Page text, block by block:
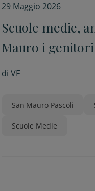
29 Maggio 2026
Scuole medie,
Mauro i
sabato libero
di VF
San Mauro Pascoli
Scuole Medie